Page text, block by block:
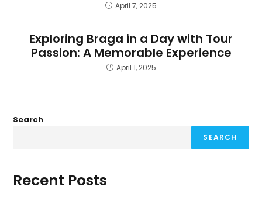
April 7, 2025
Exploring Braga in a Day with Tour
Passion: A Memorable Experience
April 1, 2025
Search
SEARCH
Recent Posts